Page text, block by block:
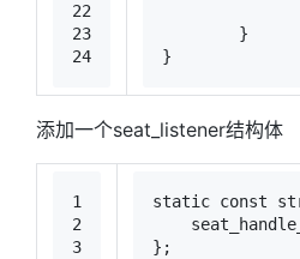
22
23
24
	}
}
添加一个seat_listener结构体
1
2
3
static const
};